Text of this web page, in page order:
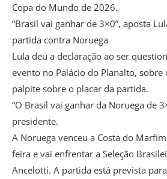
Copa do Mundo de 2026.
“Brasil vai ganhar de 3×0”, aposta
partida contra Noruega
Lula deu a declaração ao ser
evento no Palácio do Planalto, sobre
palpite sobre o placar da partida.
“O Brasil vai ganhar da Noruega de
presidente.
A Noruega venceu a Costa do
feira e vai enfrentar a Seleção
Ancelotti. A partida está prevista